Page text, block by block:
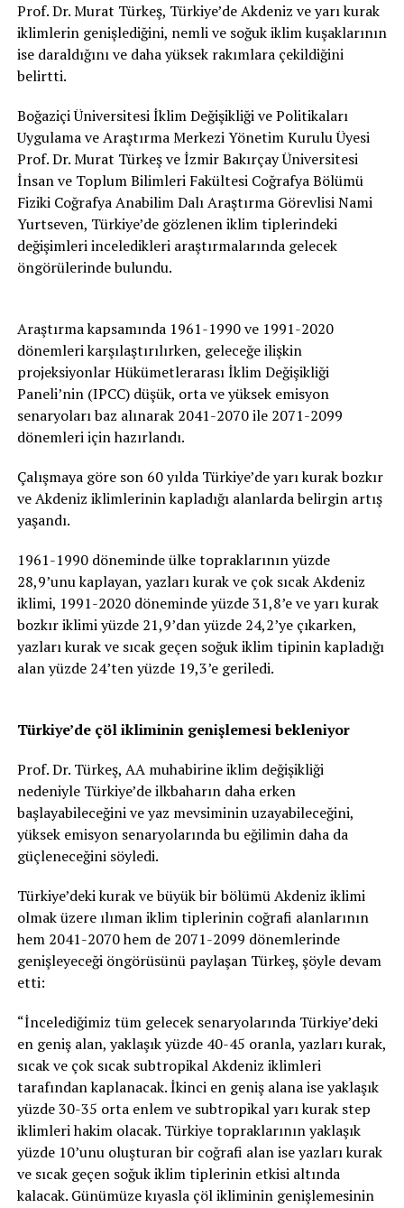
Prof. Dr. Murat Türkeş, Türkiye’de Akdeniz ve yarı kurak
iklimlerin genişlediğini, nemli ve soğuk iklim kuşaklarının
ise daraldığını ve daha yüksek rakımlara çekildiğini
belirtti.
Boğaziçi Üniversitesi İklim Değişikliği ve Politikaları
Uygulama ve Araştırma Merkezi Yönetim Kurulu Üyesi
Prof. Dr. Murat Türkeş ve İzmir Bakırçay Üniversitesi
İnsan ve Toplum Bilimleri Fakültesi Coğrafya Bölümü
Fiziki Coğrafya Anabilim Dalı Araştırma Görevlisi Nami
Yurtseven, Türkiye’de gözlenen iklim tiplerindeki
değişimleri inceledikleri araştırmalarında gelecek
öngörülerinde bulundu.
Araştırma kapsamında 1961-1990 ve 1991-2020
dönemleri karşılaştırılırken, geleceğe ilişkin
projeksiyonlar Hükümetlerarası İklim Değişikliği
Paneli’nin (IPCC) düşük, orta ve yüksek emisyon
senaryoları baz alınarak 2041-2070 ile 2071-2099
dönemleri için hazırlandı.
Çalışmaya göre son 60 yılda Türkiye’de yarı kurak bozkır
ve Akdeniz iklimlerinin kapladığı alanlarda belirgin artış
yaşandı.
1961-1990 döneminde ülke topraklarının yüzde
28,9’unu kaplayan, yazları kurak ve çok sıcak Akdeniz
iklimi, 1991-2020 döneminde yüzde 31,8’e ve yarı kurak
bozkır iklimi yüzde 21,9’dan yüzde 24,2’ye çıkarken,
yazları kurak ve sıcak geçen soğuk iklim tipinin kapladığı
alan yüzde 24’ten yüzde 19,3’e geriledi.
Türkiye’de çöl ikliminin genişlemesi bekleniyor
Prof. Dr. Türkeş, AA muhabirine iklim değişikliği
nedeniyle Türkiye’de ilkbaharın daha erken
başlayabileceğini ve yaz mevsiminin uzayabileceğini,
yüksek emisyon senaryolarında bu eğilimin daha da
güçleneceğini söyledi.
Türkiye’deki kurak ve büyük bir bölümü Akdeniz iklimi
olmak üzere ılıman iklim tiplerinin coğrafi alanlarının
hem 2041-2070 hem de 2071-2099 dönemlerinde
genişleyeceği öngörüsünü paylaşan Türkeş, şöyle devam
etti:
“İncelediğimiz tüm gelecek senaryolarında Türkiye’deki
en geniş alan, yaklaşık yüzde 40-45 oranla, yazları kurak,
sıcak ve çok sıcak subtropikal Akdeniz iklimleri
tarafından kaplanacak. İkinci en geniş alana ise yaklaşık
yüzde 30-35 orta enlem ve subtropikal yarı kurak step
iklimleri hakim olacak. Türkiye topraklarının yaklaşık
yüzde 10’unu oluşturan bir coğrafi alan ise yazları kurak
ve sıcak geçen soğuk iklim tiplerinin etkisi altında
kalacak. Günümüze kıyasla çöl ikliminin genişlemesinin